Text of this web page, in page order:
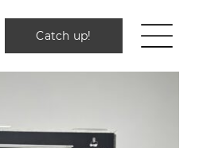
Catch up!
Catch up!